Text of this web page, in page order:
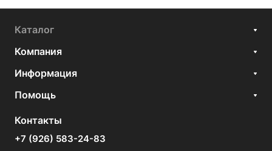
Каталог
Компания
Информация
Помощь
Контакты
+7 (926) 583-24-83